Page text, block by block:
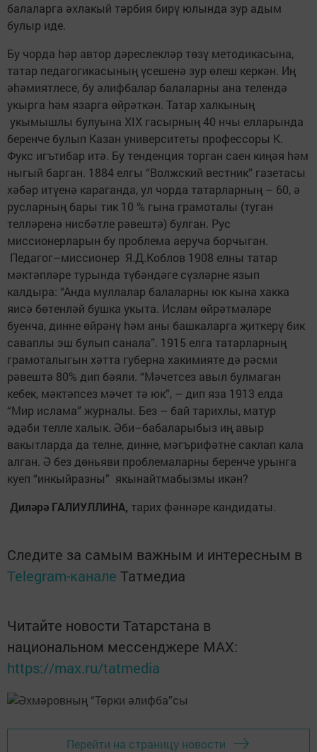
балаларга әхлакый тәрбия бирү юлында зур адым
булыр иде.
Бу чорда hәр автор дәреслекләр төзү методикасына,
татар педагогикасының үсешенә зур өлеш керкән. Иң
әhәмиятлесе, бу әлифбалар балаларны ана телендә
укырга hәм язарга өйрәткән. Татар халкының
укымышлы булуына XIX гасырның 40 нчы елларында
беренче булып Казан университеты профессоры К.
Фукс игътибар итә. Бу тенденция торган саен киңәя hәм
ныгый барган. 1884 елгы “Волжский вестник” газетасы
хәбәр итүенә караганда, ул чорда татарларның – 60, ә
русларның бары тик 10 % гына грамоталы (туган
телләренә нисбәтле рәвештә) булган. Рус
миссионерларын бу проблема аеруча борчыган.
Педагог–миссионер Я.Д.Коблов 1908 елны татар
мәктәпләре турында түбәндәге сүзләрне язып
калдыра: “Анда муллалар балаларны юк кына хакка
яисә бөтенләй бушка укыта. Ислам өйрәтмәләре
буенча, динне өйрәнү hәм аны башкаларга җиткерү бик
саваплы эш булып санала”. 1915 елга татарларның
грамоталыгын хәтта губерна хакимияте дә рәсми
рәвештә 80% дип бәяли. “Мәчетсез авыл булмаган
кебек, мәктәпсез мәчет тә юк”, – дип яза 1913 елда
“Мир ислама” журналы. Без – бай тарихлы, матур
әдәби телле халык. Әби–бабаларыбыз иң авыр
вакытларда да телне, динне, мәгърифәтне саклап кала
алган. Ә без дөньяви проблемаларны беренче урынга
куеп “инкыйразны” якынайтмабызмы икән?
Диләрә ГАЛИУЛЛИНА, тарих фәннәре кандидаты.
Следите за самым важным и интересным в
Telegram-канале Татмедиа
Читайте новости Татарстана в
национальном мессенджере MАХ:
https://max.ru/tatmedia
Перейти на страницу новости